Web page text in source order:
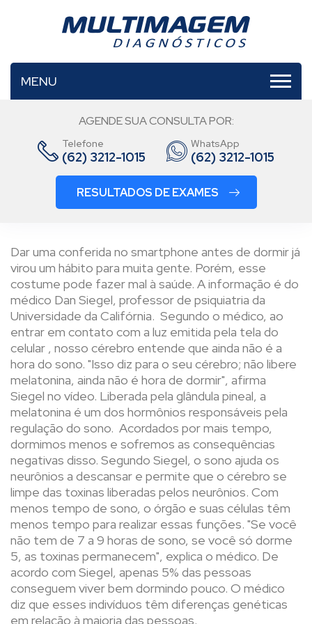
AGENDE SUA CONSULTA POR:
Telefone
(62) 3212-1015
WhatsApp
(62) 3212-1015
RESULTADOS DE EXAMES
MENU
Dar uma conferida no smartphone antes de dormir já
virou um hábito para muita gente. Porém, esse
costume pode fazer mal à saúde. A informação é do
médico Dan Siegel, professor de psiquiatria da
Universidade da Califórnia. Segundo o médico, ao
entrar em contato com a luz emitida pela tela do
celular , nosso cérebro entende que ainda não é a
hora do sono. "Isso diz para o seu cérebro; não libere
melatonina, ainda não é hora de dormir", afirma
Siegel no vídeo. Liberada pela glândula pineal, a
melatonina é um dos hormônios responsáveis pela
regulação do sono. Acordados por mais tempo,
dormimos menos e sofremos as consequências
negativas disso. Segundo Siegel, o sono ajuda os
neurônios a descansar e permite que o cérebro se
limpe das toxinas liberadas pelos neurônios. Com
menos tempo de sono, o órgão e suas células têm
menos tempo para realizar essas funções. "Se você
não tem de 7 a 9 horas de sono, se você só dorme
5, as toxinas permanecem", explica o médico. De
acordo com Siegel, apenas 5% das pessoas
conseguem viver bem dormindo pouco. O médico
diz que esses indivíduos têm diferenças genéticas
em relação à maioria das pessoas.